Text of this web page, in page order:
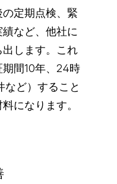
定期点検、緊
など、他社に
します。これ
間10年、24時
など）すること
になります。